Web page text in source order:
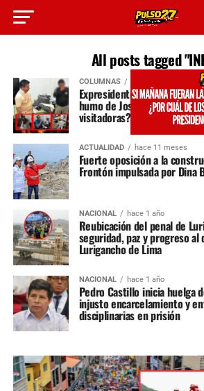
All posts tagged
COLUMNAS
Expresidentes en penal
humo de José Jerí para
visitadoras?
ACTUALIDAD hace 11 meses
Fuerte oposición a la
Frontón impulsada por Dina
NACIONAL hace 1 año
Reubicación del penal de
seguridad, paz y progreso al
Lurigancho de Lima
NACIONAL hace 1 año
Pedro Castillo inicia huelga
injusto encarcelamiento y
disciplinarias en prisión